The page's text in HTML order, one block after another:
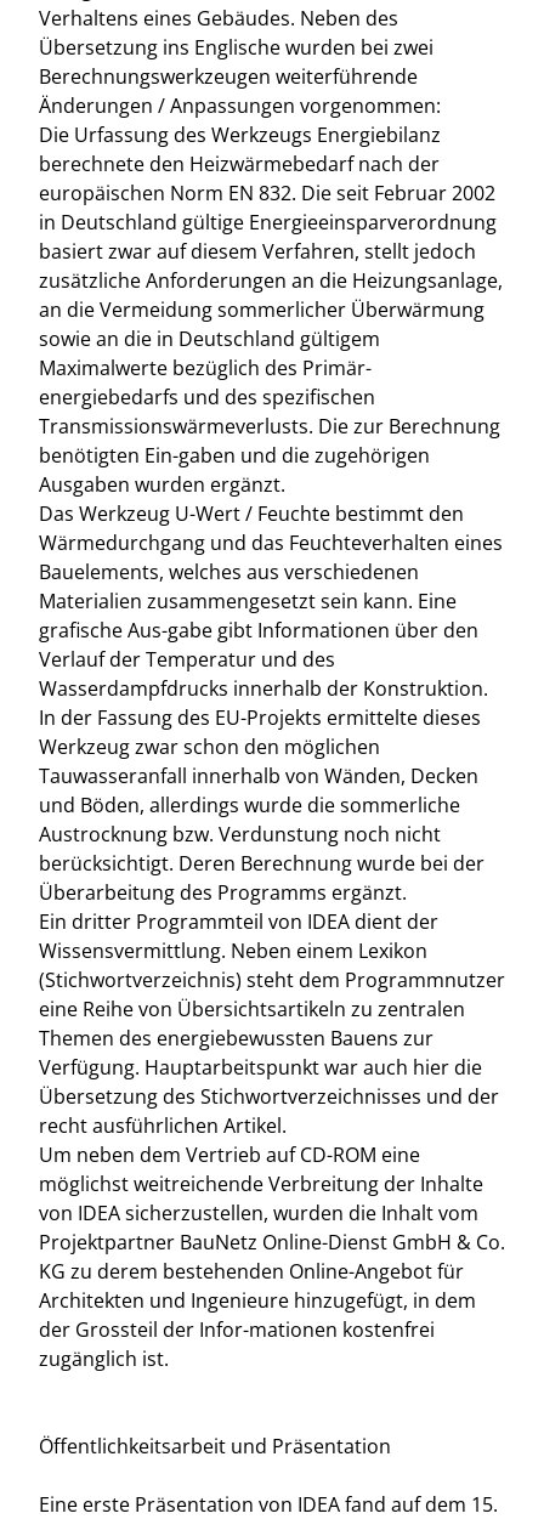
Verhaltens eines Gebäudes. Neben des
Übersetzung ins Englische wurden bei zwei
Berechnungswerkzeugen weiterführende
Änderungen / Anpassungen vorgenommen:
Die Urfassung des Werkzeugs Energiebilanz
berechnete den Heizwärmebedarf nach der
europäischen Norm EN 832. Die seit Februar 2002
in Deutschland gültige Energieeinsparverordnung
basiert zwar auf diesem Verfahren, stellt jedoch
zusätzliche Anforderungen an die Heizungsanlage,
an die Vermeidung sommerlicher Überwärmung
sowie an die in Deutschland gültigem
Maximalwerte bezüglich des Primär-
energiebedarfs und des spezifischen
Transmissionswärmeverlusts. Die zur Berechnung
benötigten Ein-gaben und die zugehörigen
Ausgaben wurden ergänzt.
Das Werkzeug U-Wert / Feuchte bestimmt den
Wärmedurchgang und das Feuchteverhalten eines
Bauelements, welches aus verschiedenen
Materialien zusammengesetzt sein kann. Eine
grafische Aus-gabe gibt Informationen über den
Verlauf der Temperatur und des
Wasserdampfdrucks innerhalb der Konstruktion.
In der Fassung des EU-Projekts ermittelte dieses
Werkzeug zwar schon den möglichen
Tauwasseranfall innerhalb von Wänden, Decken
und Böden, allerdings wurde die sommerliche
Austrocknung bzw. Verdunstung noch nicht
berücksichtigt. Deren Berechnung wurde bei der
Überarbeitung des Programms ergänzt.
Ein dritter Programmteil von IDEA dient der
Wissensvermittlung. Neben einem Lexikon
(Stichwortverzeichnis) steht dem Programmnutzer
eine Reihe von Übersichtsartikeln zu zentralen
Themen des energiebewussten Bauens zur
Verfügung. Hauptarbeitspunkt war auch hier die
Übersetzung des Stichwortverzeichnisses und der
recht ausführlichen Artikel.
Um neben dem Vertrieb auf CD-ROM eine
möglichst weitreichende Verbreitung der Inhalte
von IDEA sicherzustellen, wurden die Inhalt vom
Projektpartner BauNetz Online-Dienst GmbH & Co.
KG zu derem bestehenden Online-Angebot für
Architekten und Ingenieure hinzugefügt, in dem
der Grossteil der Infor-mationen kostenfrei
zugänglich ist.
Öffentlichkeitsarbeit und Präsentation
Eine erste Präsentation von IDEA fand auf dem 15.